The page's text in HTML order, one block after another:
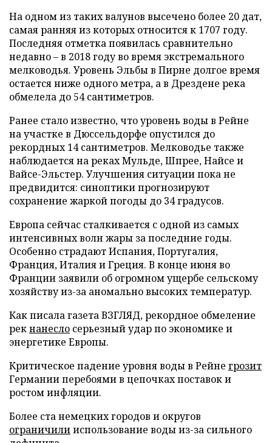
На одном из таких валунов высечено более 20 дат,
самая ранняя из которых относится к 1707 году.
Последняя отметка появилась сравнительно
недавно – в 2018 году во время экстремального
мелководья. Уровень Эльбы в Пирне долгое время
остается ниже одного метра, а в Дрездене река
обмелела до 54 сантиметров.
Ранее стало известно, что уровень воды в Рейне
на участке в Дюссельдорфе опустился до
рекордных 14 сантиметров. Мелководье также
наблюдается на реках Мульде, Шпрее, Найсе и
Вайсе-Эльстер. Улучшения ситуации пока не
предвидится: синоптики прогнозируют
сохранение жаркой погоды до 34 градусов.
Европа сейчас сталкивается с одной из самых
интенсивных волн жары за последние годы.
Особенно страдают Испания, Португалия,
Франция, Италия и Греция. В конце июня во
Франции заявили об огромном ущербе сельскому
хозяйству из-за аномально высоких температур.
Как писала газета ВЗГЛЯД, рекордное обмеление
рекнанесло серьезный удар по экономике и
энергетике Европы.
Критическое падение уровня воды в Рейне грозит
Германии перебоями в цепочках поставок и
ростом инфляции.
Более ста немецких городов и округов
ограничилииспользование воды из-за сильного